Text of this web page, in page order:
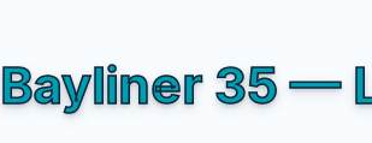
Bayliner 35 —